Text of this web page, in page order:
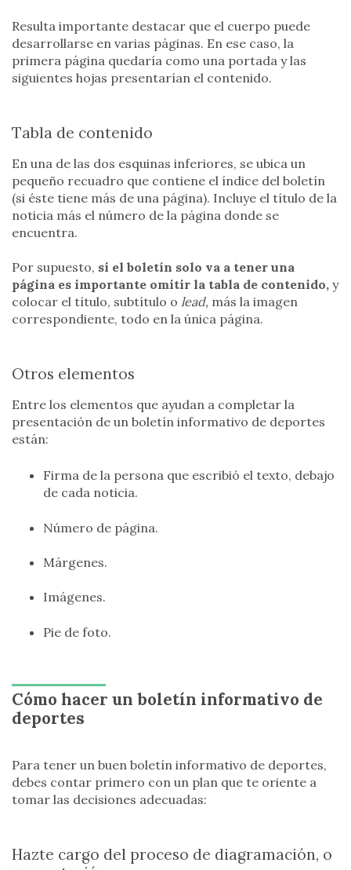
Resulta importante destacar que el cuerpo puede
desarrollarse en varias páginas. En ese caso, la
primera página quedaría como una portada y las
siguientes hojas presentarían el contenido.
Tabla de contenido
En una de las dos esquinas inferiores, se ubica un
pequeño recuadro que contiene el índice del boletín
(si éste tiene más de una página). Incluye el título de la
noticia más el número de la página donde se
encuentra.
Por supuesto, si el boletín solo va a tener una
página es importante omitir la tabla de contenido, y
colocar el título, subtítulo o lead, más la imagen
correspondiente, todo en la única página.
Otros elementos
Entre los elementos que ayudan a completar la
presentación de un boletín informativo de deportes
están:
Firma de la persona que escribió el texto, debajo
de cada noticia.
Número de página.
Márgenes.
Imágenes.
Pie de foto.
Cómo hacer un boletín informativo de
deportes
Para tener un buen boletín informativo de deportes,
debes contar primero con un plan que te oriente a
tomar las decisiones adecuadas:
Hazte cargo del proceso de diagramación, o